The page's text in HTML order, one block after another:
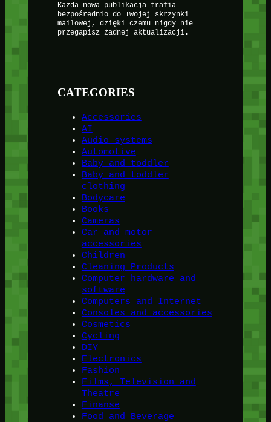
Każda nowa publikacja trafia
bezpośrednio do Twojej skrzynki
mailowej, dzięki czemu nigdy nie
przegapisz żadnej aktualizacji.
CATEGORIES
Accessories
AI
Audio systems
Automotive
Baby and toddler
Baby and toddler
clothing
Bodycare
Books
Cameras
Car and motor
accessories
Children
Cleaning Products
Computer hardware and
software
Computers and Internet
Consoles and accessories
Cosmetics
Cycling
DIY
Electronics
Fashion
Films, Television and
Theatre
Finanse
Food and Beverage